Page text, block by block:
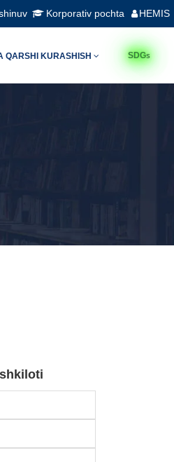
Korporativ pochta HEMIS
QARSHI KURASHISH SDGs